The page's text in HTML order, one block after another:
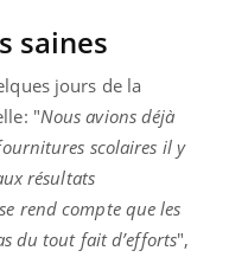
saines
jours de la
"Nous avions déjà
scolaires il y
résultats
rend compte que les
du tout fait d’efforts",